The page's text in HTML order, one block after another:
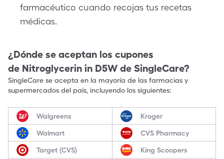
farmacéutico cuando recojas tus recetas
médicas.
¿Dónde se aceptan los cupones
de Nitroglycerin in D5W de SingleCare?
SingleCare se acepta en la mayoría de las farmacias y
supermercados del país, incluyendo los siguientes:
Walgreens Kroger
Walmart CVS Pharmacy
Target (CVS) King Scoopers